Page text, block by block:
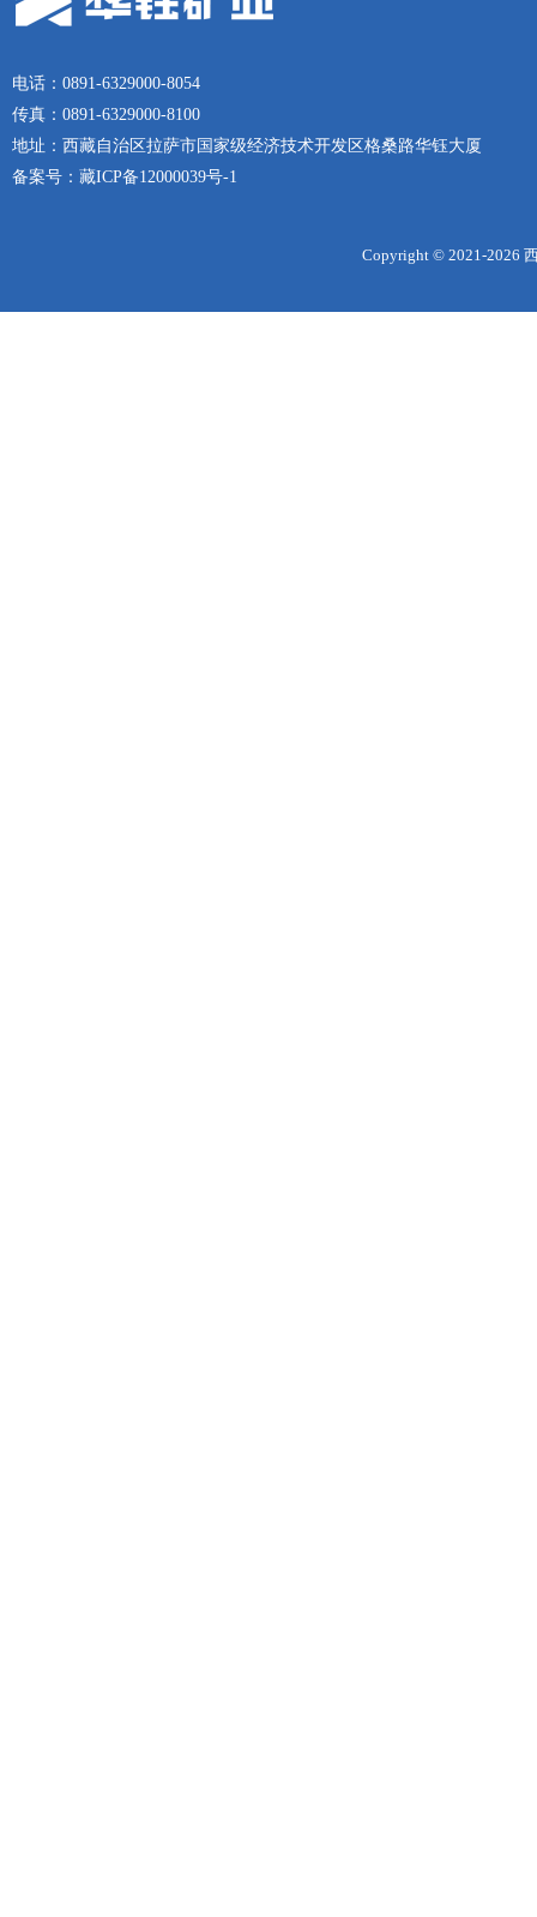
电话：0891-6329000-8054
传真：0891-6329000-8100
地址：西藏自治区拉萨市国家级经济技术开发区格桑路华钰大厦
备案号： 藏ICP备12000039号-1
Copyright © 2021-2026